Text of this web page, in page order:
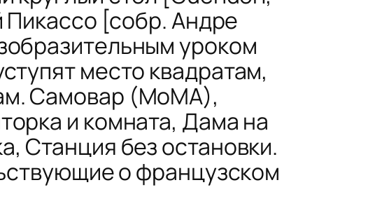
Пикассо [собр. Андре
уроком
место квадратам,
Самовар (МoМА),
и комната, Дама на
, Станция без остановки.
о французском